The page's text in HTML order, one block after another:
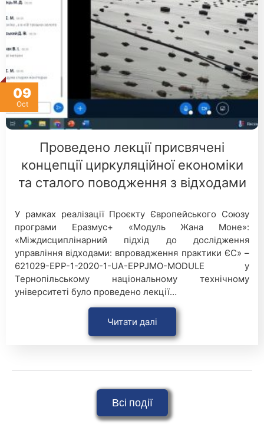
09
Oct
Проведено лекції присвячені
концепції циркуляційної економіки
та сталого поводження з відходами
У рамках реалізації Проєкту Європейського Союзу
програми Еразмус+ «Модуль Жана Моне»:
«Міждисциплінарний підхід до дослідження
управління відходами: впровадження практики ЄС» –
621029-EPP-1-2020-1-UA-EPPJMO-MODULE у
Тернопільському національному технічному
університеті було проведено лекції…
Читати далі
Всі події